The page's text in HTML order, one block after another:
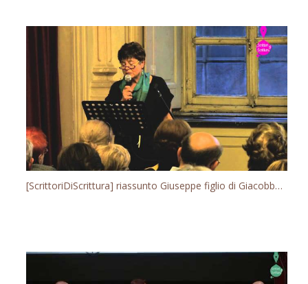
[ScrittoriDiScrittura] riassunto Giuseppe figlio di Giacobbe (Silvana De Mari)